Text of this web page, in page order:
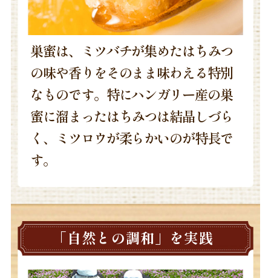
巣蜜は、ミツバチが集めたはちみつ
の味や香りをそのまま味わえる特別
なものです。特にハンガリー産の巣
蜜に溜まったはちみつは結晶しづら
く、ミツロウが柔らかいのが特長で
す。
「自然との調和」を実践